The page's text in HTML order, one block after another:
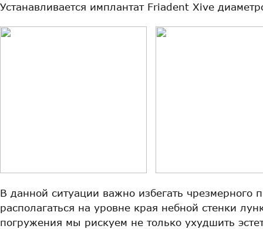
Устанавливается имплантат Friadent Xive
В данной ситуации важно избегать
располагаться на уровне края небной стенки
погружения мы рискуем не только ухудшить